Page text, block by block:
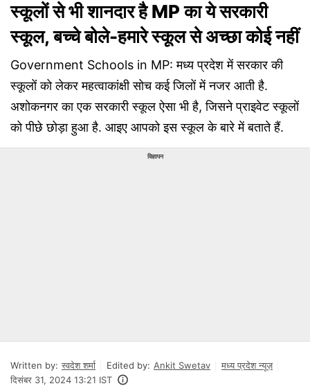
स्कूलों से भी शानदार है MP का ये सरकारी
स्कूल, बच्चे बोले-हमारे स्कूल से अच्छा कोई नहीं
Government Schools in MP: मध्य प्रदेश में सरकार की
स्कूलों को लेकर महत्वाकांक्षी सोच कई जिलों में नजर आती है.
अशोकनगर का एक सरकारी स्कूल ऐसा भी है, जिसने प्राइवेट स्कूलों
को पीछे छोड़ा हुआ है. आइए आपको इस स्कूल के बारे में बताते हैं.
विज्ञापन
Written by: स्वदेश शर्मा Edited by: Ankit Swetav
मध्य प्रदेश न्यूज़
दिसंबर 31, 2024 13:21 IST